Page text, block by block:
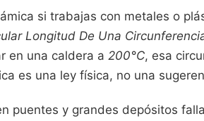
si trabajas con metales o
Longitud De Una
en una caldera a 200°C, esa
es una ley física, no una
puentes y grandes depósitos